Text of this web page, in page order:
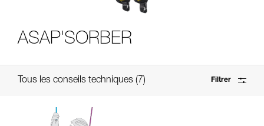
ASAP'SORBER
Tous les conseils techniques 7 Filtrer